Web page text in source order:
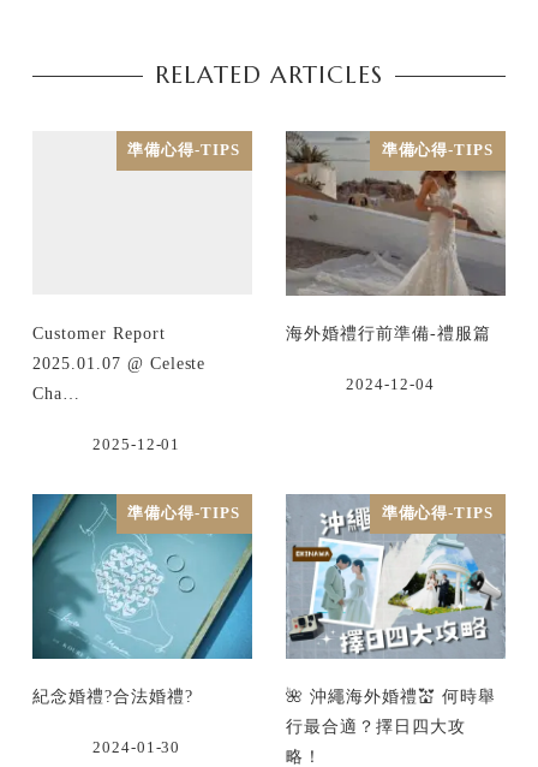
RELATED ARTICLES
準備心得-TIPS
Customer Report
2025.01.07 @ Celeste
Cha…
2025-12-01
準備心得-TIPS
海外婚禮行前準備-禮服篇
2024-12-04
準備心得-TIPS
紀念婚禮?合法婚禮?
2024-01-30
準備心得-TIPS
🌺 沖繩海外婚禮💒 何時舉
行最合適？擇日四大攻
略！